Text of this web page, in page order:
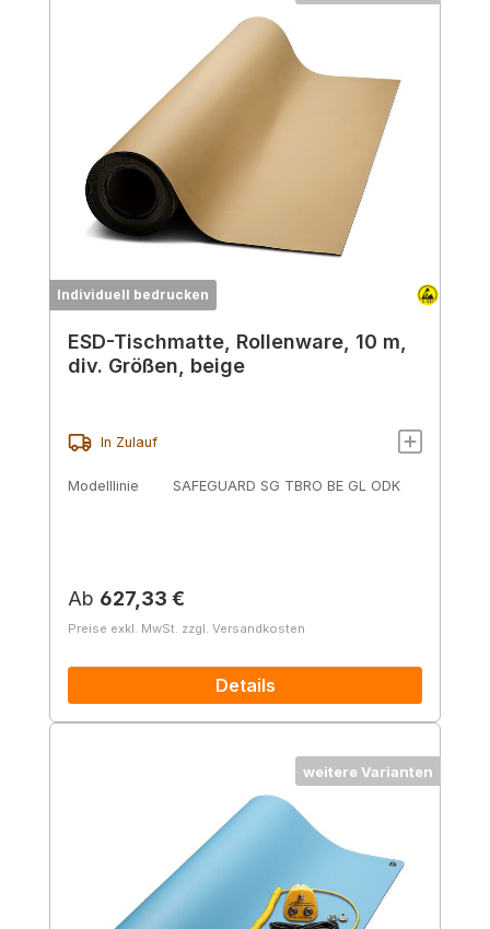
Individuell bedrucken
ESD-Tischmatte, Rollenware, 10 m,
div. Größen, beige
In Zulauf
Modelllinie SAFEGUARD SG TBRO BE GL ODK
Regulärer Preis:
Ab 627,33 €
Preise exkl. MwSt. zzgl. Versandkosten
Details
weitere Varianten